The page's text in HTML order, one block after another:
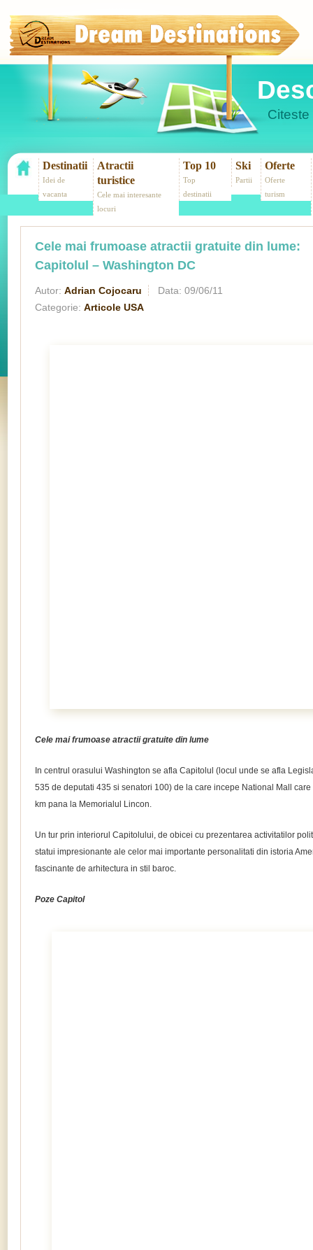
Destinatii
Idei de
vacanta
Atractii
turistice
Cele mai interesante
locuri
Top 10
Top
destinatii
Ski
Partii
Oferte
Oferte
turism
Cele mai frumoase atractii gratuite din lume:
Capitolul – Washington DC
Autor: Adrian Cojocaru Data: 09/06/11
Categorie: Articole USA
Cele mai frumoase atractii gratuite din lume
In centrul orasului Washington se afla Capitolul (locul unde se afla
535 de deputati 435 si senatori 100) de la care incepe National Mall
km pana la Memorialul Lincon.
Un tur prin interiorul Capitolului, de obicei cu prezentarea activitatilor
statui impresionante ale celor mai importante personalitati din istoria
fascinante de arhitectura in stil baroc.
Poze Capitol